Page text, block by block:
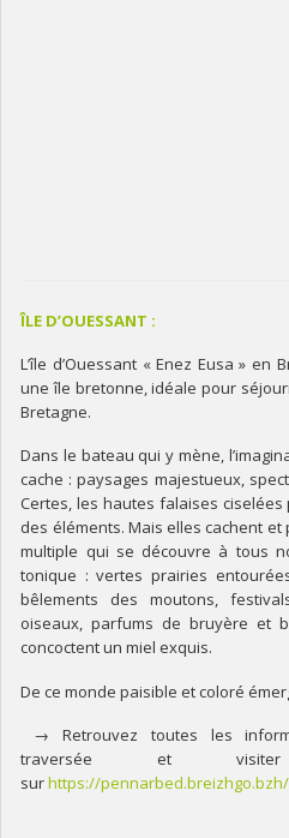
ÎLE D’OUESSANT :
L’île d’Ouessant « Enez Eusa »
une île bretonne, idéale pour
Bretagne.
Dans le bateau qui y mène,
cache : paysages majestueux,
Certes, les hautes falaises ciselées
des éléments. Mais elles cachent
multiple qui se découvre à tous
tonique : vertes prairies
bêlements des moutons,
oiseaux, parfums de bruyère et
concoctent un miel exquis.
De ce monde paisible et coloré
→ Retrouvez toutes les
traversée et visiter
surhttps://